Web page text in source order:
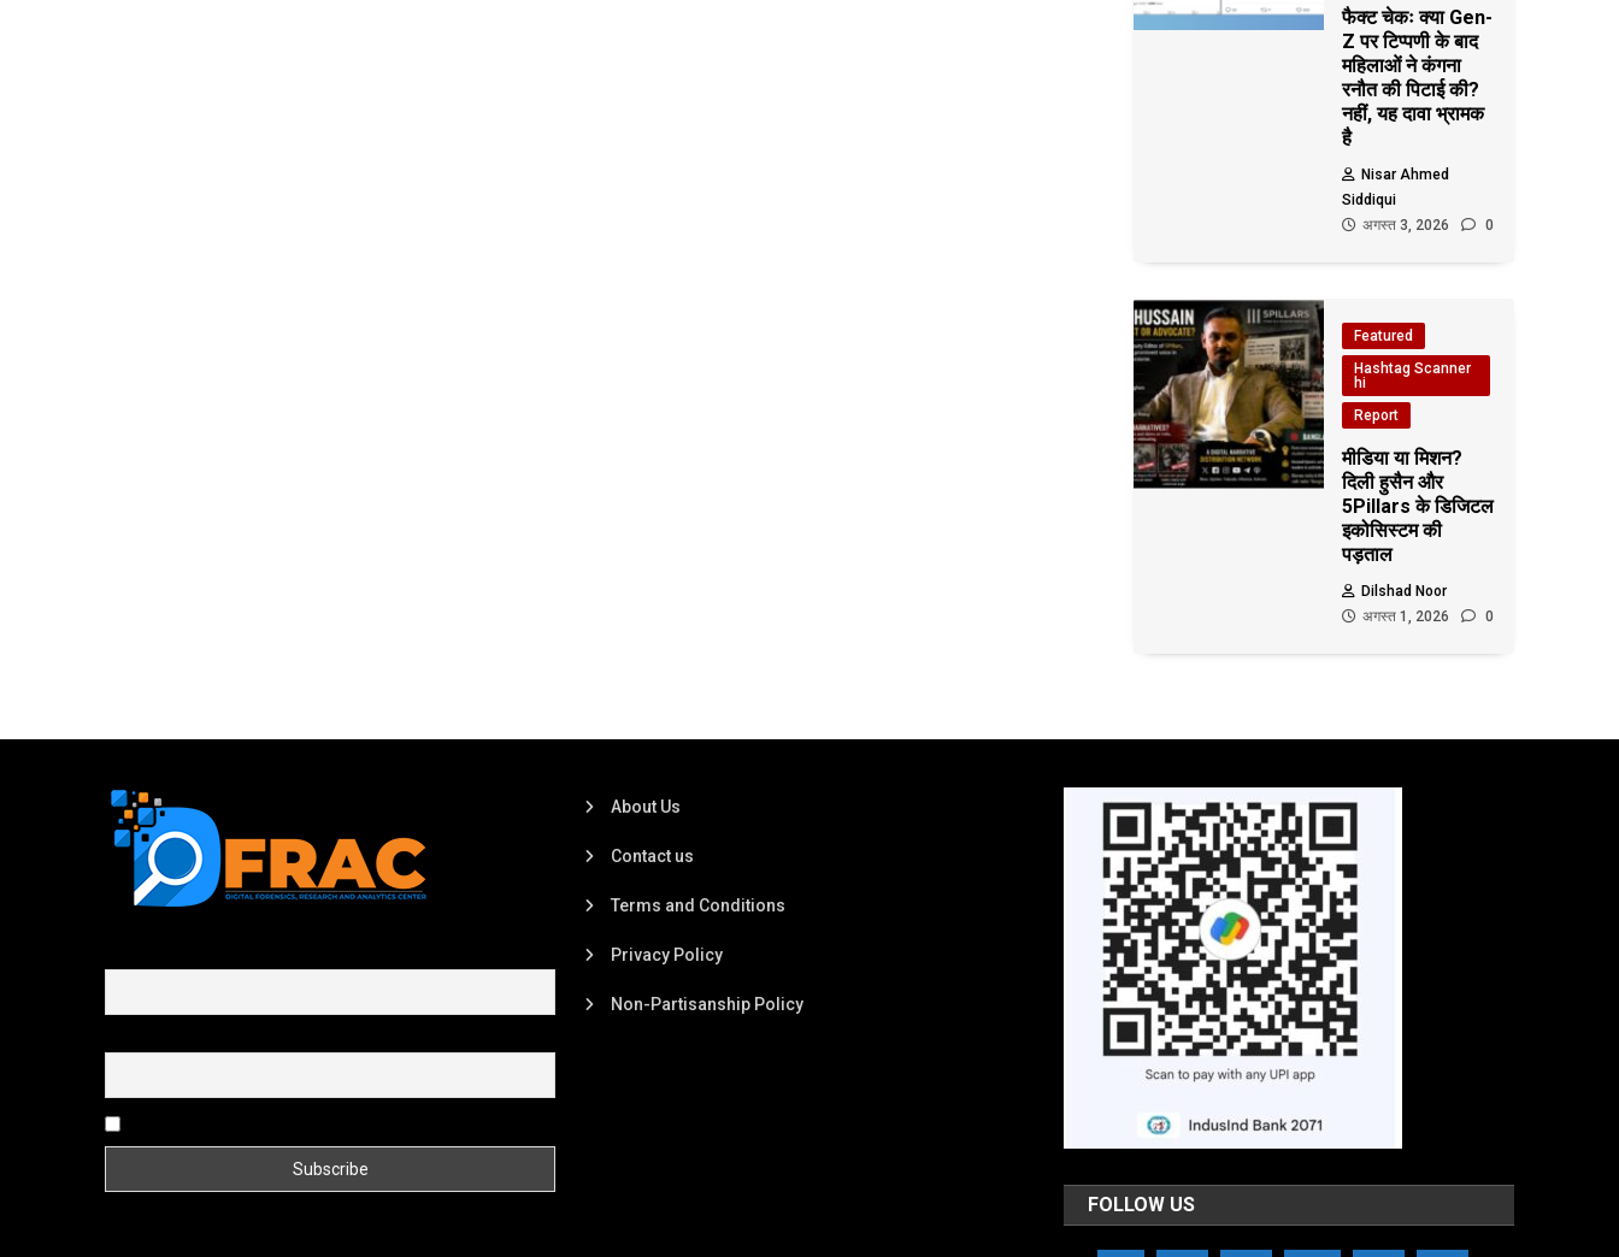
फैक्ट चेकः क्या Gen-
Z पर टिप्पणी के बाद
महिलाओं ने कंगना
रनौत की पिटाई की?
नहीं, यह दावा भ्रामक
है
Nisar Ahmed
Siddiqui
अगस्त 3, 2026
0
Featured
Hashtag Scanner
hi
Report
मीडिया या मिशन?
दिली हुसैन और
5Pillars के डिजिटल
इकोसिस्टम की
पड़ताल
Dilshad Noor
अगस्त 1, 2026
0
About Us
Contact us
Terms and Conditions
Privacy Policy
Non-Partisanship Policy
FOLLOW US